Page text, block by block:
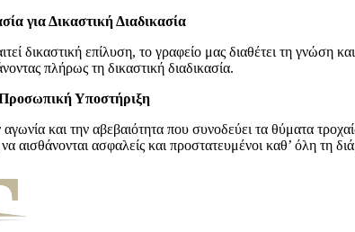
για Δικαστική Διαδικασία
δικαστική επίλυση, το γραφείο μας διαθέτει τη γνώση
πλήρως τη δικαστική διαδικασία.
Υποστήριξη
και την αβεβαιότητα που συνοδεύει τα θύματα
αισθάνονται ασφαλείς και προστατευμένοι καθ’ όλη τη